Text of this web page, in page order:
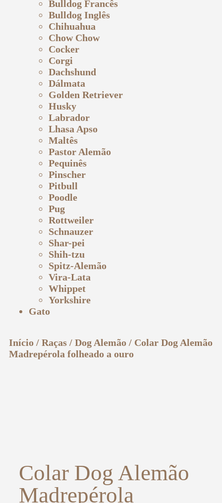
Bulldog Francês
Bulldog Inglês
Chihuahua
Chow Chow
Cocker
Corgi
Dachshund
Dálmata
Golden Retriever
Husky
Labrador
Lhasa Apso
Maltês
Pastor Alemão
Pequinês
Pinscher
Pitbull
Poodle
Pug
Rottweiler
Schnauzer
Shar-pei
Shih-tzu
Spitz-Alemão
Vira-Lata
Whippet
Yorkshire
Gato
Início / Raças / Dog Alemão / Colar Dog Alemão
Madrepérola folheado a ouro
Colar Dog Alemão
Madrepérola